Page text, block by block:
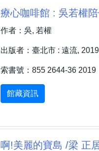
療心咖啡館 : 吳若權
作者：吳, 若權
出版者：臺北市 : 遠流,
索書號：855 2644-36 2019
館藏資訊
啊!美麗的寶島 /梁 正